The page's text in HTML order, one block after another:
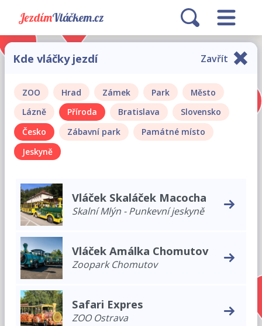
JezdímVláčkem.cz
Kde vláčky jezdí Zavřít
ZOO Hrad Zámek Park
Město
Lázně
Příroda Bratislava
Slovensko
Česko
Zábavní park
Památné místo
Jeskyně
Vláček Skaláček Macocha
Skalní Mlýn - Punkevní jeskyně
Vláček Amálka Chomutov
Zoopark Chomutov
Safari Expres
ZOO Ostrava